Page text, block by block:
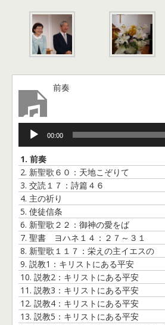
前奏
プ
レ
ー
ヤ
ー
00:00
1. 前奏
2. 新聖歌６０：天地こぞりて
3. 交読１７：詩篇４６
4. 主の祈り
5. 使徒信条
6. 新聖歌２２：御神の愛をば
7. 聖書 ヨハネ１４：２７～３１
8. 新聖歌１１７：栄えの主イエスの
9. 説教1：キリストにある平安
10. 説教2：キリストにある平安
11. 説教3：キリストにある平安
12. 説教4：キリストにある平安
13. 説教5：キリストにある平安